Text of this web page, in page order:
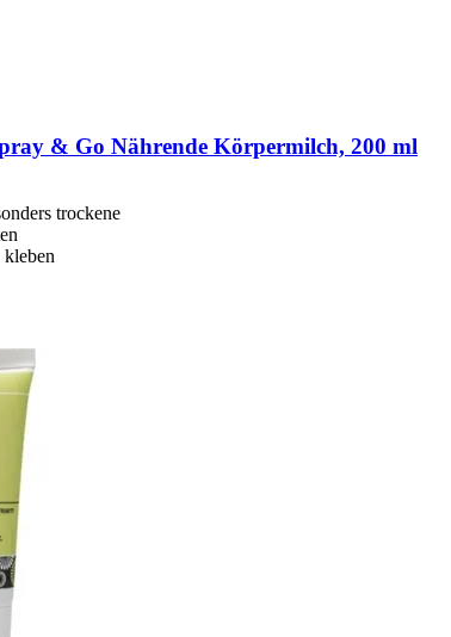
& Go Nährende Körpermilch, 200 ml
trockene
kleben